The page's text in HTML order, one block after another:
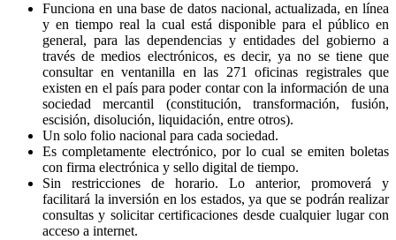
Funciona en una base de datos nacional, actualizada, en línea
y en tiempo real la cual está disponible para el público en
general, para las dependencias y entidades del gobierno a
través de medios electrónicos, es decir, ya no se tiene que
consultar en ventanilla en las 271 oficinas registrales que
existen en el país para poder contar con la información de una
sociedad mercantil (constitución, transformación, fusión,
escisión, disolución, liquidación, entre otros).
Un solo folio nacional para cada sociedad.
Es completamente electrónico, por lo cual se emiten boletas
con firma electrónica y sello digital de tiempo.
Sin restricciones de horario. Lo anterior, promoverá y
facilitará la inversión en los estados, ya que se podrán realizar
consultas y solicitar certificaciones desde cualquier lugar con
acceso a internet.